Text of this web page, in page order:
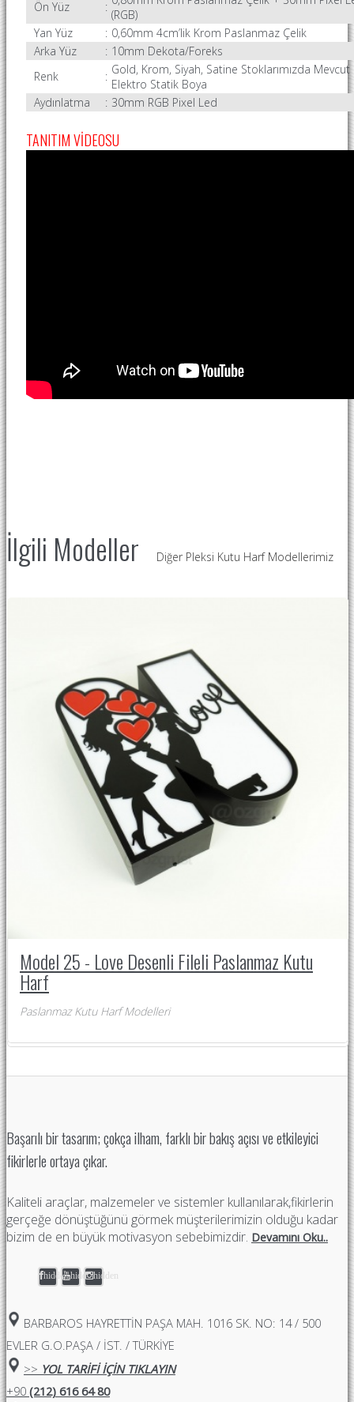
Ön Yüz :
(RGB)
Yan Yüz
: 0,60mm 4cm’lik Krom Paslanmaz Çelik
Arka Yüz
: 10mm Dekota/Foreks
Renk
: Gold, Krom, Siyah, Satine Stoklarımızda Mevcut
Elektro Statik Boya
Aydınlatma
: 30mm RGB Pixel Led
TANITIM VİDEOSU
İlgili Modeller Diğer Pleksi Kutu Harf Modellerimiz
Model 25 - Love Desenli Fileli Paslanmaz Kutu
Harf
Paslanmaz Kutu Harf Modelleri
Başarılı bir tasarım; çokça ilham, farklı bir bakış açısı ve etkileyici
fikirlerle ortaya çıkar.
Kaliteli araçlar, malzemeler ve sistemler kullanılarak,fikirlerin
gerçeğe dönüştüğünü görmek müşterilerimizin olduğu kadar
bizim de en büyük motivasyon sebebimizdir. Devamını Oku..
hidden hiddenhidden
BARBAROS HAYRETTIN PAŞA MAH. 1016 SK. NO: 14 / 500
EVLER G.O.PAŞA / İST. / TÜRKİYE
>> YOL TARİFİ İÇİN TIKLAYIN
+90 (212) 616 64 80